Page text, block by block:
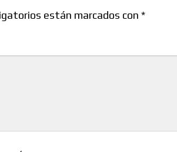
están marcados con *